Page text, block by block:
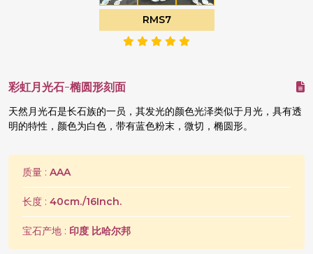
RMS7
彩虹月光石-椭圆形刻面
天然月光石是长石族的一员，其发光的颜色光泽类似于月光，具有透
明的特性，颜色为白色，带有蓝色粉末，微切，椭圆形。
质量 : AAA
长度 : 40cm./16Inch.
宝石产地 : 印度 比哈尔邦